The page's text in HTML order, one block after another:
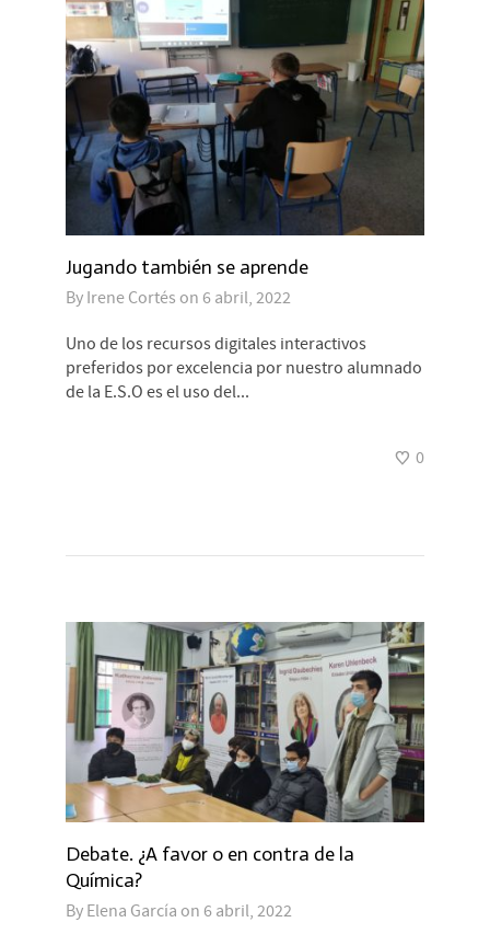
Jugando también se aprende
By Irene Cortés on 6 abril, 2022
Uno de los recursos digitales interactivos
preferidos por excelencia por nuestro alumnado
de la E.S.O es el uso del...
0
Debate. ¿A favor o en contra de la
Química?
By Elena García on 6 abril, 2022